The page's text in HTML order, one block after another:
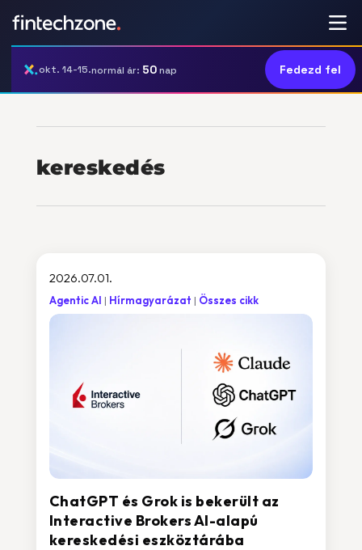
okt. 14-15.normál ár: 50nap Fedezd fel
kereskedés
ChatGPT és Grok is bekerült az
Interactive Brokers AI-alapú
kereskedési eszköztárába
2026.07.01.
Agentic AI Hírmagyarázat Összes cikk